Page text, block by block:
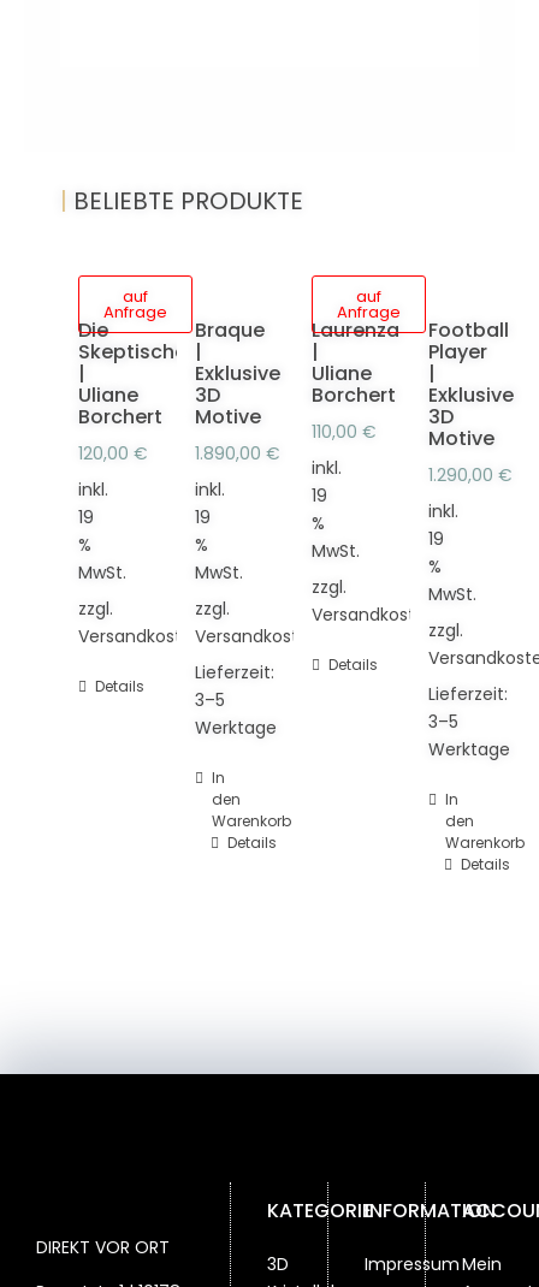
| BELIEBTE PRODUKTE
auf
Anfrage
Die
Skeptische
|
Uliane
Borchert
120,00 €
inkl.
19
%
MwSt.
zzgl.
Versandkosten
Details
Braque
|
Exklusive
3D
Motive
1.890,00 €
inkl.
19
%
MwSt.
zzgl.
Versandkosten
Lieferzeit:
3–5
Werktage
In
den
Warenkorb
Details
auf
Anfrage
Laurenza
|
Uliane
Borchert
110,00 €
inkl.
19
%
MwSt.
zzgl.
Versandkosten
Details
Football
Player
|
Exklusive
3D
Motive
1.290,00 €
inkl.
19
%
MwSt.
zzgl.
Lieferzeit:
3–5
Werktage
In
den
Warenkorb
Details
DIREKT VOR ORT
KATEGORIE
3D
INFORMATION
ImpressumMein